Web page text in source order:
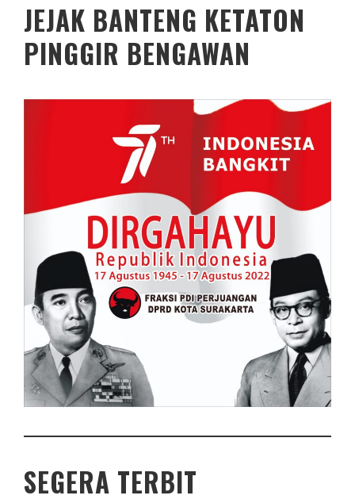
JEJAK BANTENG KETATON
PINGGIR BENGAWAN
SEGERA TERBIT